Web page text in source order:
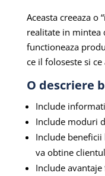
Aceasta creeaza o
realitate in mintea
functioneaza
ce il foloseste si
O descriere
Include
Include moduri
Include beneficii
va obtine clientul
Include